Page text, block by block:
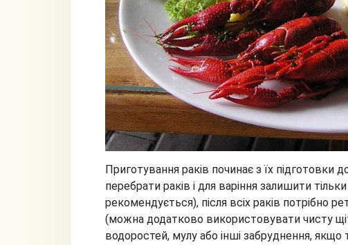
Приготування раків починає з їх
перебрати раків і для варіння залишити
рекомендується), після всіх раків потрібно
(можна додатково використовувати чисту
водоростей, мулу або інші забруднення,